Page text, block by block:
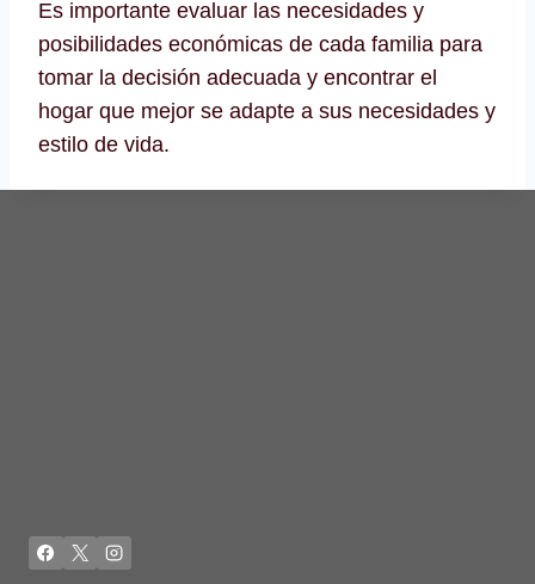
Es importante evaluar las necesidades y
posibilidades económicas de cada familia para
tomar la decisión adecuada y encontrar el
hogar que mejor se adapte a sus necesidades y
estilo de vida.